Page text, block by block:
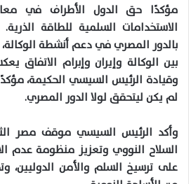
مؤكدًا حق الدول الأطراف في
الاستخدامات السلمية للطاقة
بالدور المصري في دعم أنشطة الوكالة،
بين الوكالة وإيران وإبرام الاتفاق
وقيادة الرئيس السيسي الحكيمة،
لم يكن ليتحقق لولا الدور المصري.
وأكد الرئيس السيسي موقف مصر
السلاح النووي وتعزيز منظومة عدم
على ترسيخ السلم والأمن الدوليين،